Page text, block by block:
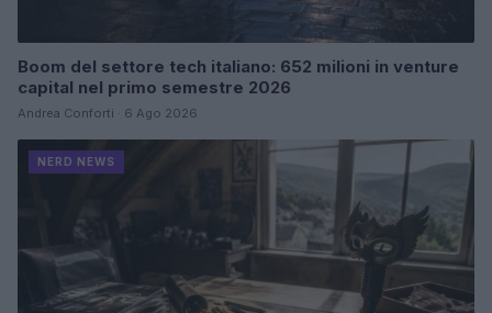
Boom del settore tech italiano: 652 milioni in venture
capital nel primo semestre 2026
Andrea Conforti · 6 Ago 2026
NERD NEWS